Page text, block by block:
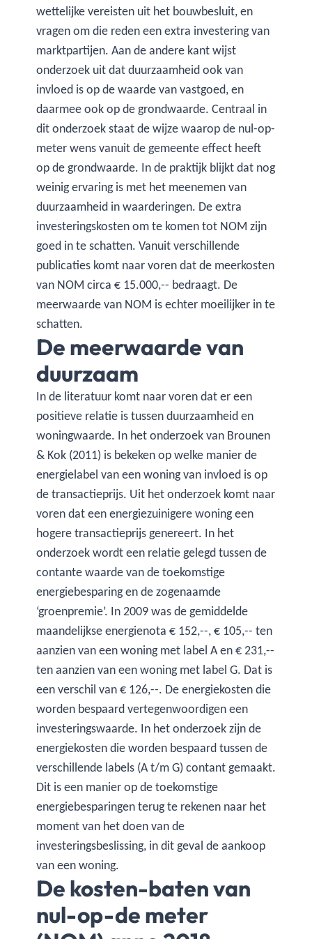
wettelijke vereisten uit het bouwbesluit, en
vragen om die reden een extra investering van
marktpartijen. Aan de andere kant wijst
onderzoek uit dat duurzaamheid ook van
invloed is op de waarde van vastgoed, en
daarmee ook op de grondwaarde. Centraal in
dit onderzoek staat de wijze waarop de nul-op-
meter wens vanuit de gemeente effect heeft
op de grondwaarde. In de praktijk blijkt dat nog
weinig ervaring is met het meenemen van
duurzaamheid in waarderingen. De extra
investeringskosten om te komen tot NOM zijn
goed in te schatten. Vanuit verschillende
publicaties komt naar voren dat de meerkosten
van NOM circa € 15.000,-- bedraagt. De
meerwaarde van NOM is echter moeilijker in te
schatten.
De meerwaarde van
duurzaam
In de literatuur komt naar voren dat er een
positieve relatie is tussen duurzaamheid en
woningwaarde. In het onderzoek van Brounen
& Kok (2011) is bekeken op welke manier de
energielabel van een woning van invloed is op
de transactieprijs. Uit het onderzoek komt naar
voren dat een energiezuinigere woning een
hogere transactieprijs genereert. In het
onderzoek wordt een relatie gelegd tussen de
contante waarde van de toekomstige
energiebesparing en de zogenaamde
‘groenpremie’. In 2009 was de gemiddelde
maandelijkse energienota € 152,--, € 105,-- ten
aanzien van een woning met label A en € 231,--
ten aanzien van een woning met label G. Dat is
een verschil van € 126,--. De energiekosten die
worden bespaard vertegenwoordigen een
investeringswaarde. In het onderzoek zijn de
energiekosten die worden bespaard tussen de
verschillende labels (A t/m G) contant gemaakt.
Dit is een manier op de toekomstige
energiebesparingen terug te rekenen naar het
moment van het doen van de
investeringsbeslissing, in dit geval de aankoop
van een woning.
De kosten-baten van
nul-op-de meter